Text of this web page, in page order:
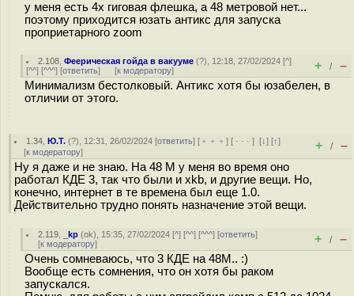
у меня есть 4х гиговая флешка, а 48 метровой нет...
поэтому приходится юзать антикс для запуска
проприетарного zoom
2.108 ,Феерическая гойда в вакууме (?), 12:18, 27/02/2024 [^]
[^^] [^^^] [ответить] [к модератору] + / –
Минимализм бестолковый. Антикс хотя бы юзабелен, в
отличии от этого.
1.34 ,Ю.Т. (?), 12:31, 26/02/2024 [ответить] [ ﹢﹢﹢] [ · · ·][↓] [↑]
[к модератору] + / –
Ну я даже и не знаю. На 48 М у меня во время оно
работал КДЕ 3, так что были и xkb, и другие вещи. Но,
конечно, интернет в те времена был еще 1.0.
Действительно трудно понять назначение этой вещи.
2.119 _kp (ok), 15:35, 27/02/2024 [^] [^^] [^^^] [ответить]
[к модератору] + / –
Очень сомневаюсь, что 3 КДЕ на 48М.. :)
Вообще есть сомнения, что он хотя бы раком
запускался.